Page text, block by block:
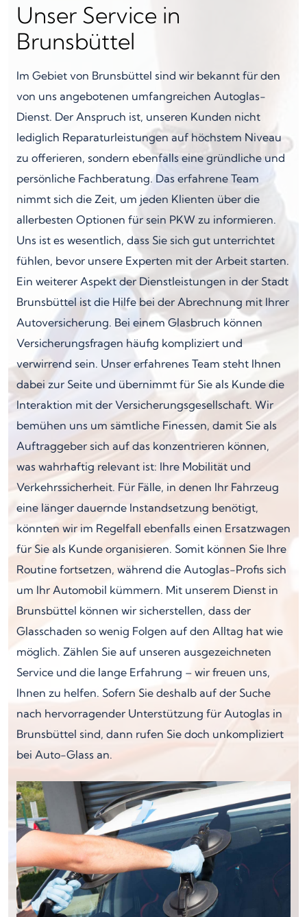
Unser Service in
Brunsbüttel
Im Gebiet von Brunsbüttel sind wir bekannt für den
von uns angebotenen umfangreichen Autoglas-
Dienst. Der Anspruch ist, unseren Kunden nicht
lediglich Reparaturleistungen auf höchstem Niveau
zu offerieren, sondern ebenfalls eine gründliche und
persönliche Fachberatung. Das erfahrene Team
nimmt sich die Zeit, um jeden Klienten über die
allerbesten Optionen für sein PKW zu informieren.
Uns ist es wesentlich, dass Sie sich gut unterrichtet
fühlen, bevor unsere Experten mit der Arbeit starten.
Ein weiterer Aspekt der Dienstleistungen in der Stadt
Brunsbüttel ist die Hilfe bei der Abrechnung mit Ihrer
Autoversicherung. Bei einem Glasbruch können
Versicherungsfragen häufig kompliziert und
verwirrend sein. Unser erfahrenes Team steht Ihnen
dabei zur Seite und übernimmt für Sie als Kunde die
Interaktion mit der Versicherungsgesellschaft. Wir
bemühen uns um sämtliche Finessen, damit Sie als
Auftraggeber sich auf das konzentrieren können,
was wahrhaftig relevant ist: Ihre Mobilität und
Verkehrssicherheit. Für Fälle, in denen Ihr Fahrzeug
eine länger dauernde Instandsetzung benötigt,
könnten wir im Regelfall ebenfalls einen Ersatzwagen
für Sie als Kunde organisieren. Somit können Sie Ihre
Routine fortsetzen, während die Autoglas-Profis sich
um Ihr Automobil kümmern. Mit unserem Dienst in
Brunsbüttel können wir sicherstellen, dass der
Glasschaden so wenig Folgen auf den Alltag hat wie
möglich. Zählen Sie auf unseren ausgezeichneten
Service und die lange Erfahrung – wir freuen uns,
Ihnen zu helfen. Sofern Sie deshalb auf der Suche
nach hervorragender Unterstützung für Autoglas in
Brunsbüttel sind, dann rufen Sie doch unkompliziert
bei Auto-Glass an.